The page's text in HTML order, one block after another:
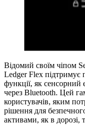
Відомий своїм чіпом
Ledger Flex підтримує
функції, як сенсорний
через Bluetooth. Цей
користувачів, яким
рішення для
активами, як в дорозі,